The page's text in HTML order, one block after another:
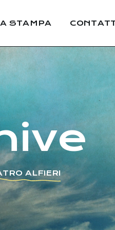
STAMPA
ALFIERI